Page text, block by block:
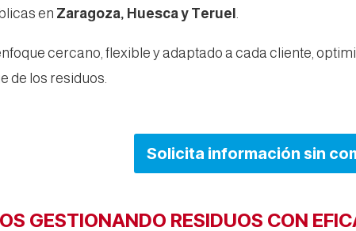
en Zaragoza, Huesca y Teruel .
cercano, flexible y adaptado a cada cliente,
de los residuos.
Solicita información sin
GESTIONANDO RESIDUOS CON